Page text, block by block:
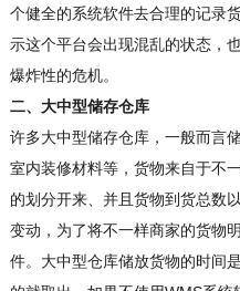
个健全的系统软件去合理的记录
示这个平台会出现混乱的状态，
爆炸性的危机。
二、大中型储存仓库
许多大中型储存仓库，一般而言
室内装修材料等，货物来自于不
的划分开来、并且货物到货总数
变动，为了将不一样商家的货物
件。大中型仓库储放货物的时间